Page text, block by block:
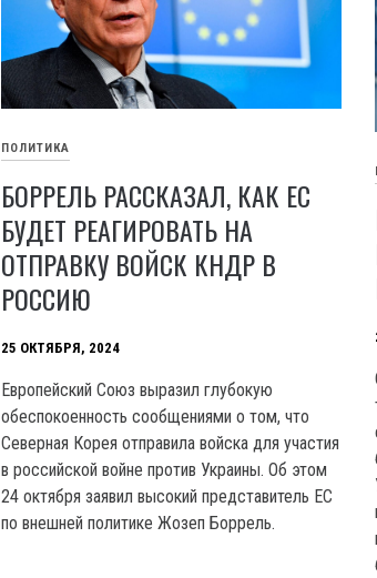
ПОЛИТИКА
БОРРЕЛЬ РАССКАЗАЛ, КАК ЕС
БУДЕТ РЕАГИРОВАТЬ НА
ОТПРАВКУ ВОЙСК КНДР В
РОССИЮ
25 ОКТЯБРЯ, 2024
Европейский Союз выразил глубокую
обеспокоенность сообщениями о том, что
Северная Корея отправила войска для участия
в российской войне против Украины. Об этом
24 октября заявил высокий представитель ЕС
по внешней политике Жозеп Боррель.